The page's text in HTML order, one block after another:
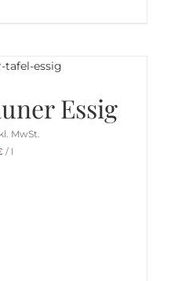
Essig
MwSt.
/ l